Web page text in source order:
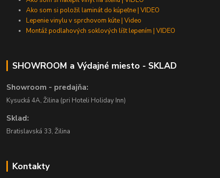
Ako som si položil laminát do kúpeľne | VIDEO
Lepenie vinylu v sprchovom kúte | Video
Montáž podlahových soklových líšt lepením | VIDEO
SHOWROOM a Výdajné miesto - SKLAD
Showroom - predajňa:
Kysucká 4A, Žilina (pri Hoteli Holiday Inn)
Sklad:
Bratislavská 33, Žilina
Kontakty